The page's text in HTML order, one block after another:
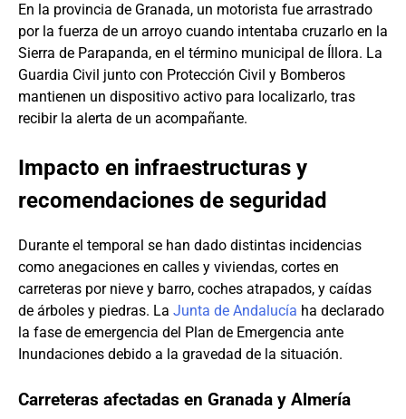
En la provincia de Granada, un motorista fue arrastrado
por la fuerza de un arroyo cuando intentaba cruzarlo en la
Sierra de Parapanda, en el término municipal de Íllora. La
Guardia Civil junto con Protección Civil y Bomberos
mantienen un dispositivo activo para localizarlo, tras
recibir la alerta de un acompañante.
Impacto en infraestructuras y
recomendaciones de seguridad
Durante el temporal se han dado distintas incidencias
como anegaciones en calles y viviendas, cortes en
carreteras por nieve y barro, coches atrapados, y caídas
de árboles y piedras. La Junta de Andalucía ha declarado
la fase de emergencia del Plan de Emergencia ante
Inundaciones debido a la gravedad de la situación.
Carreteras afectadas en Granada y Almería